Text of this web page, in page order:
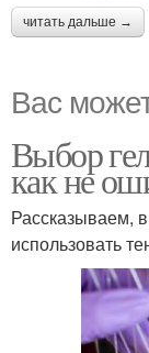
читать дальше →
Вас
Выбор
как не
Рассказываем,
использовать